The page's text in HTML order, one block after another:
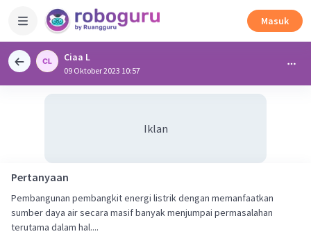
Masuk
Ciaa L
09 Oktober 2023 10:57
Iklan
Pertanyaan
Pembangunan pembangkit energi listrik dengan memanfaatkan
sumber daya air secara masif banyak menjumpai permasalahan
terutama dalam hal....